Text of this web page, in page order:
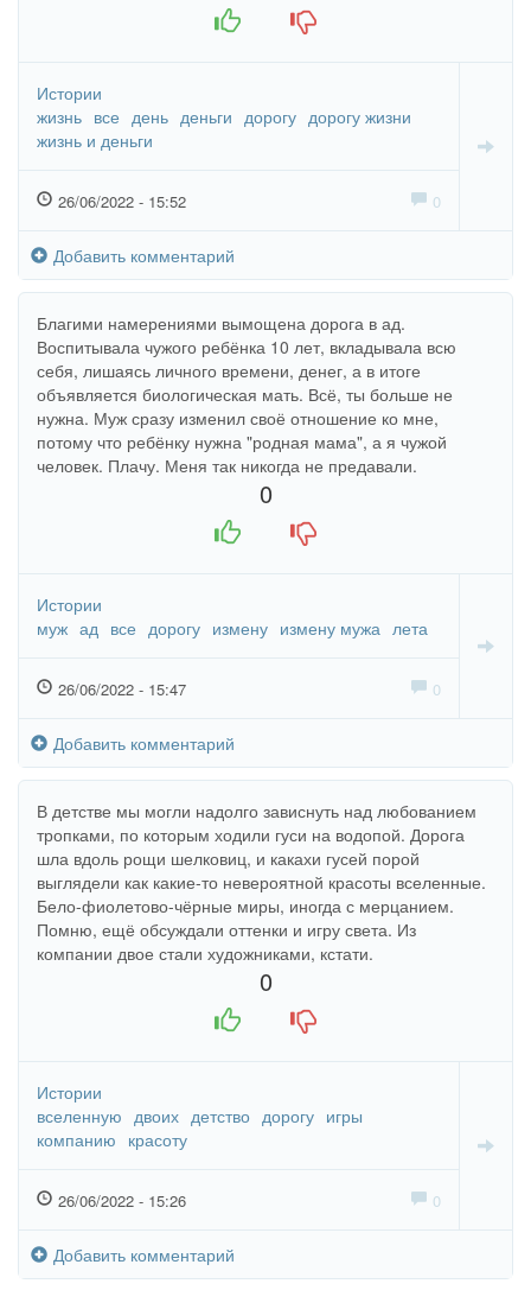
Истории
жизнь все день деньги дорогу дорогу жизни
жизнь и деньги
26/06/2022 - 15:52 0
Добавить комментарий
Благими намерениями вымощена дорога в ад.
Воспитывала чужого ребёнка 10 лет, вкладывала всю
себя, лишаясь личного времени, денег, а в итоге
объявляется биологическая мать. Всё, ты больше не
нужна. Муж сразу изменил своё отношение ко мне,
потому что ребёнку нужна "родная мама", а я чужой
человек. Плачу. Меня так никогда не предавали.
0
Истории
муж ад все дорогу измену измену мужа лета
26/06/2022 - 15:47 0
Добавить комментарий
В детстве мы могли надолго зависнуть над любованием
тропками, по которым ходили гуси на водопой. Дорога
шла вдоль рощи шелковиц, и какахи гусей порой
выглядели как какие-то невероятной красоты вселенные.
Бело-фиолетово-чёрные миры, иногда с мерцанием.
Помню, ещё обсуждали оттенки и игру света. Из
компании двое стали художниками, кстати.
0
Истории
вселенную двоих детство дорогу игры
компанию красоту
26/06/2022 - 15:26 0
Добавить комментарий